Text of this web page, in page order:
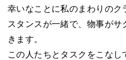
幸いなことに私のまわりのク
スタンスが一緒で、物事が
きます。
この人たちとタスクをこなし